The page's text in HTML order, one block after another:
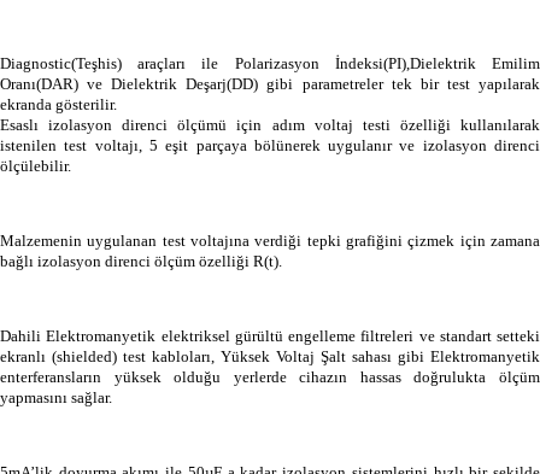
Diagnostic(Teşhis) araçları ile Polarizasyon İndeksi(PI),Dielektrik Emilim
Oranı(DAR) ve Dielektrik Deşarj(DD) gibi parametreler tek bir test yapılarak
ekranda gösterilir.
Esaslı izolasyon direnci ölçümü için adım voltaj testi özelliği kullanılarak
istenilen test voltajı, 5 eşit parçaya bölünerek uygulanır ve izolasyon direnci
ölçülebilir.
Malzemenin uygulanan test voltajına verdiği tepki grafiğini çizmek için zamana
bağlı izolasyon direnci ölçüm özelliği R(t).
Dahili Elektromanyetik elektriksel gürültü engelleme filtreleri ve standart setteki
ekranlı (shielded) test kabloları, Yüksek Voltaj Şalt sahası gibi Elektromanyetik
enterferansların yüksek olduğu yerlerde cihazın hassas doğrulukta ölçüm
yapmasını sağlar.